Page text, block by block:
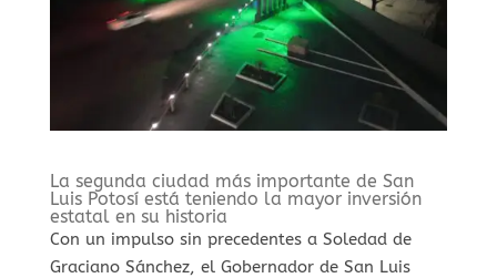
La segunda ciudad más importante de San
Luis Potosí está teniendo la mayor inversión
estatal en su historia
Con un impulso sin precedentes a Soledad de
Graciano Sánchez, el Gobernador de San Luis